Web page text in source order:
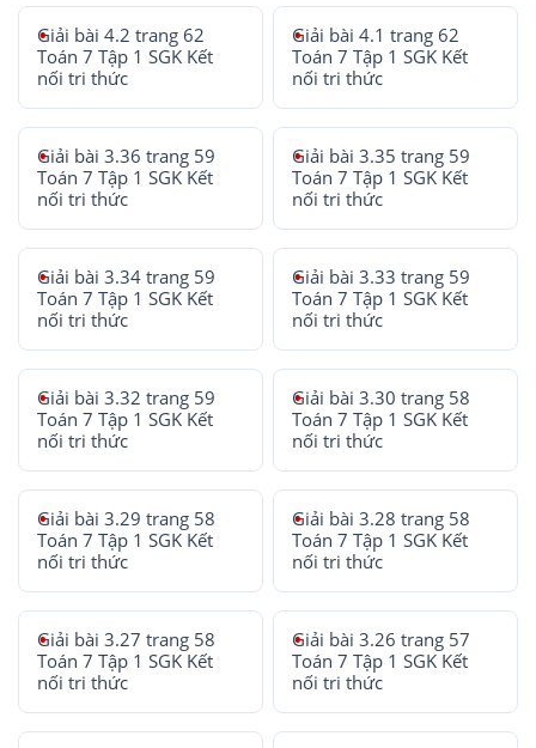
Giải bài 4.2 trang 62
Toán 7 Tập 1 SGK Kết
nối tri thức
Giải bài 4.1 trang 62
Toán 7 Tập 1 SGK Kết
nối tri thức
Giải bài 3.36 trang 59
Toán 7 Tập 1 SGK Kết
nối tri thức
Giải bài 3.35 trang 59
Toán 7 Tập 1 SGK Kết
nối tri thức
Giải bài 3.34 trang 59
Toán 7 Tập 1 SGK Kết
nối tri thức
Giải bài 3.33 trang 59
Toán 7 Tập 1 SGK Kết
nối tri thức
Giải bài 3.32 trang 59
Toán 7 Tập 1 SGK Kết
nối tri thức
Giải bài 3.30 trang 58
Toán 7 Tập 1 SGK Kết
nối tri thức
Giải bài 3.29 trang 58
Toán 7 Tập 1 SGK Kết
nối tri thức
Giải bài 3.28 trang 58
Toán 7 Tập 1 SGK Kết
nối tri thức
Giải bài 3.27 trang 58
Toán 7 Tập 1 SGK Kết
nối tri thức
Giải bài 3.26 trang 57
Toán 7 Tập 1 SGK Kết
nối tri thức